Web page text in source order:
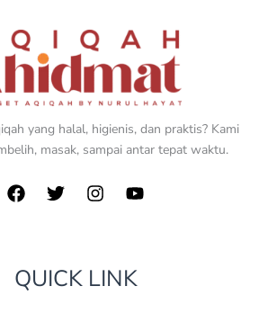
yang halal, higienis, dan praktis? Kami
masak, sampai antar tepat waktu.
QUICK LINK